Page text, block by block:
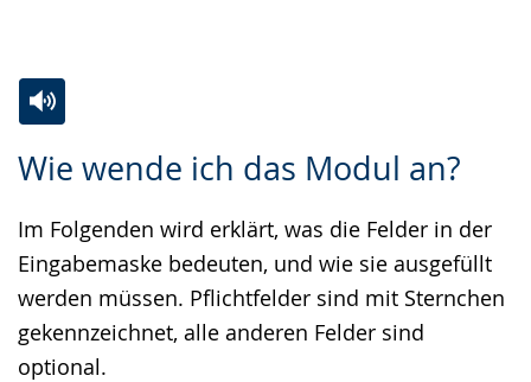
Wie wende ich das Modul an?
Im Folgenden wird erklärt, was die Felder in der
Eingabemaske bedeuten, und wie sie ausgefüllt
werden müssen. Pflichtfelder sind mit Sternchen
gekennzeichnet, alle anderen Felder sind
optional.
Leichten
wechseln.
Audio-
Video
Deutscher
Gebärdensprache
wird
angezeigt.